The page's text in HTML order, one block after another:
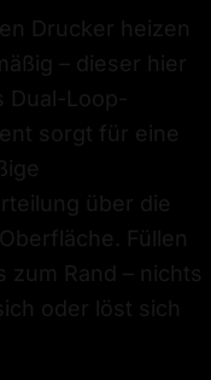
Drucker heizen
– dieser hier
Dual-Loop-
sorgt für eine
über die
Füllen
zum Rand – nichts
oder löst sich